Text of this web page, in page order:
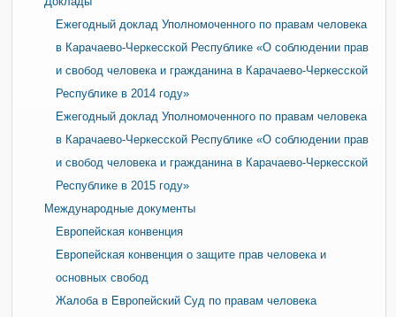
Ежегодный доклад Уполномоченного по правам человека
в Карачаево-Черкесской Республике «О соблюдении прав
и свобод человека и гражданина в Карачаево-Черкесской
Республике в 2014 году»
Ежегодный доклад Уполномоченного по правам человека
в Карачаево-Черкесской Республике «О соблюдении прав
и свобод человека и гражданина в Карачаево-Черкесской
Республике в 2015 году»
Международные документы
Европейская конвенция
Европейская конвенция о защите прав человека и
основных свобод
Жалоба в Европейский Суд по правам человека